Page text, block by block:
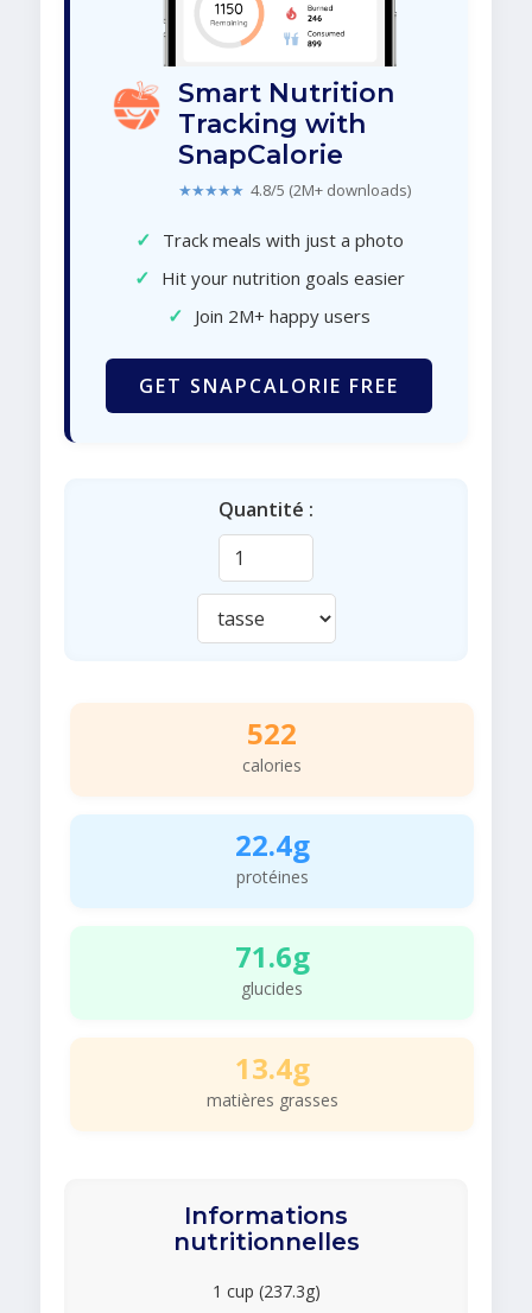
Smart Nutrition
Tracking with
SnapCalorie
★★★★★ 4.8/5 (2M+ downloads)
✓ Track meals with just a photo
✓ Hit your nutrition goals easier
✓ Join 2M+ happy users
GET SNAPCALORIE FREE
Quantité :
522
calories
22.4g
protéines
71.6g
glucides
13.4g
matières grasses
Informations
nutritionnelles
1 cup (237.3g)